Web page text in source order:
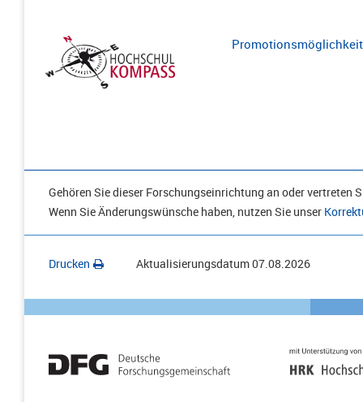
Gehören Sie dieser Forschungseinrichtung an oder vertreten
Wenn Sie Änderungswünsche haben, nutzen Sie unser
Drucken Aktualisierungsdatum07.08.2026